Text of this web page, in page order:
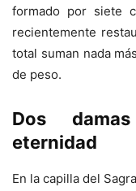
formado por siete
recientemente
total suman nada
de peso.
Dos
eternidad
En la capilla del